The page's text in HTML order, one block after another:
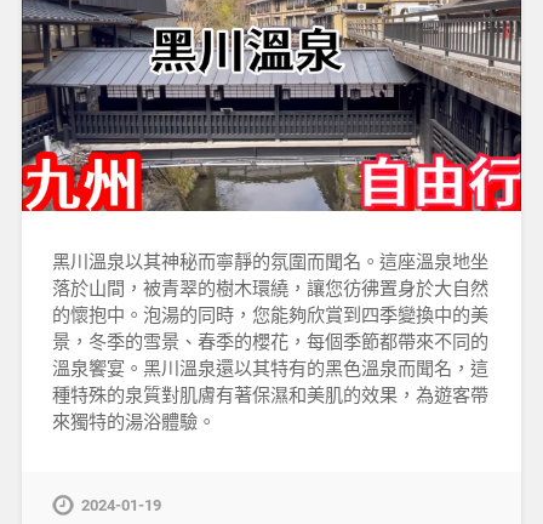
黑川溫泉以其神秘而寧靜的氛圍而聞名。這座溫泉地坐
落於山間，被青翠的樹木環繞，讓您彷彿置身於大自然
的懷抱中。泡湯的同時，您能夠欣賞到四季變換中的美
景，冬季的雪景、春季的櫻花，每個季節都帶來不同的
溫泉饗宴。黑川溫泉還以其特有的黑色溫泉而聞名，這
種特殊的泉質對肌膚有著保濕和美肌的效果，為遊客帶
來獨特的湯浴體驗。
2024-01-19